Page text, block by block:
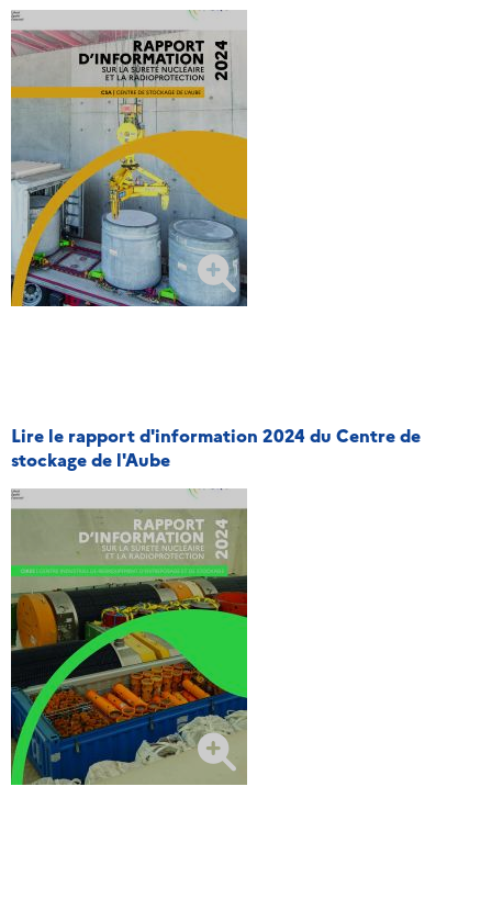
Lire le rapport d'information 2024 du Centre de
stockage de l'Aube